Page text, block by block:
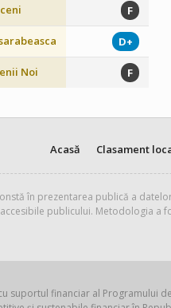
F
D+
Noi F
Acasă Clasament
în prezentarea publică a
publicului. Metodologia a
suportul financiar al Programului